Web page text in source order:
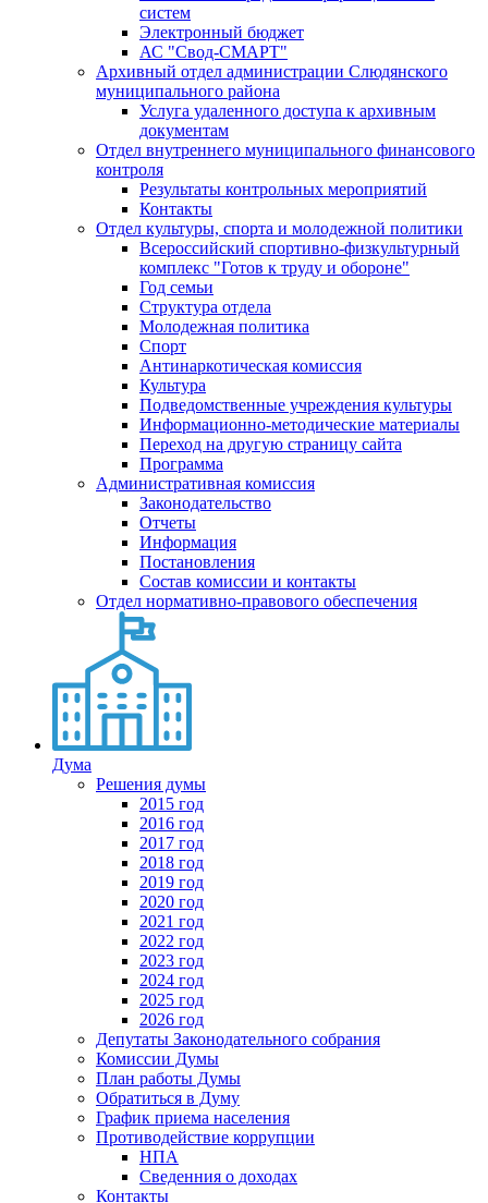
систем
Электронный бюджет
АС "Свод-СМАРТ"
Архивный отдел администрации Слюдянского
муниципального района
Услуга удаленного доступа к архивным
документам
Отдел внутреннего муниципального финансового
контроля
Результаты контрольных мероприятий
Контакты
Отдел культуры, спорта и молодежной политики
Всероссийский спортивно-физкультурный
комплекс "Готов к труду и обороне"
Год семьи
Структура отдела
Молодежная политика
Спорт
Антинаркотическая комиссия
Культура
Подведомственные учреждения культуры
Информационно-методические материалы
Переход на другую страницу сайта
Программа
Административная комиссия
Законодательство
Отчеты
Информация
Постановления
Состав комиссии и контакты
Отдел нормативно-правового обеспечения
Дума
Решения думы
2015 год
2016 год
2017 год
2018 год
2019 год
2020 год
2021 год
2022 год
2023 год
2024 год
2025 год
2026 год
Депутаты Законодательного собрания
Комиссии Думы
План работы Думы
Обратиться в Думу
График приема населения
Противодействие коррупции
НПА
Сведенния о доходах
Контакты